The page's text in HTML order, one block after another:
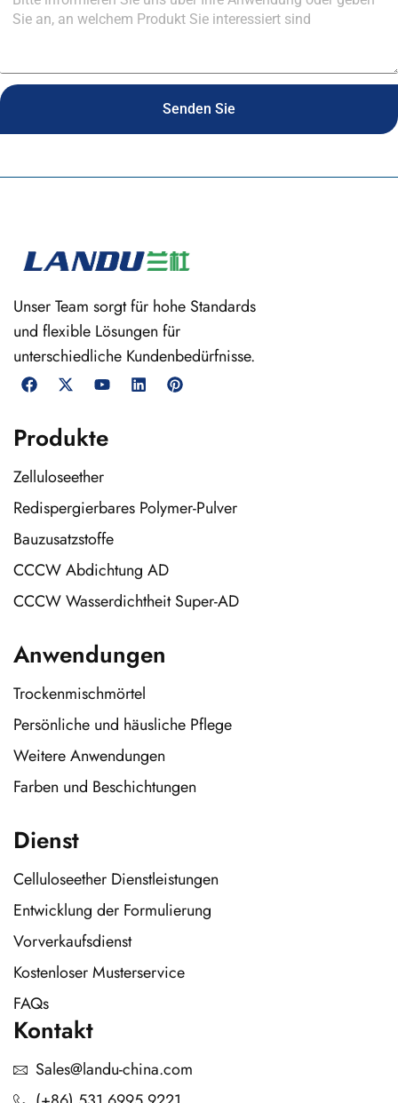
Senden Sie
Unser Team sorgt für hohe Standards
und flexible Lösungen für
unterschiedliche Kundenbedürfnisse.
Produkte
Zelluloseether
Redispergierbares Polymer-Pulver
Bauzusatzstoffe
CCCW Abdichtung AD
CCCW Wasserdichtheit Super-AD
Anwendungen
Trockenmischmörtel
Persönliche und häusliche Pflege
Weitere Anwendungen
Farben und Beschichtungen
Dienst
Celluloseether Dienstleistungen
Entwicklung der Formulierung
Vorverkaufsdienst
Kostenloser Musterservice
FAQs
Kontakt
Sales@landu-china.com